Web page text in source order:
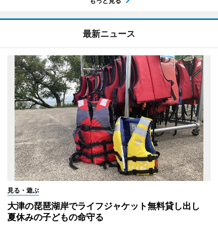
最新ニュース
見る・遊ぶ
大津の琵琶湖岸でライフジャケット無料貸し出し
夏休みの子どもの命守る